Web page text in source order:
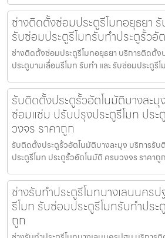
ช่างติดตั้งซ่อมประตูรีโมทอยุธยา
รับซ่อมประตูรีโมทรับทำประตูรั้วอั
ช่างติดตั้งซ่อมประตูรีโมทอยุธยา บริการติดตั้ง
ประตูบานเลื่อนรีโมท รับทำ และ รับซ่อมประตูรี
รับติดตั้งประตูรั้วอัตโนมัติบางละ
ซ่อมแซ่ม ปรับปรุงประตูรีโมท ปร
วงจร ราคาถูก
รับติดตั้งประตูรั้วอัตโนมัติบางละมุง บริการรั
ประตูรีโมท ประตูรั้วอัตโนมัติ ครบวงจร ราคาถู
ช่างรับทำประตูรีโมทบางเลนนคร
รีโมท รับซ่อมประตูรีโมทรับทำประ
ถูก